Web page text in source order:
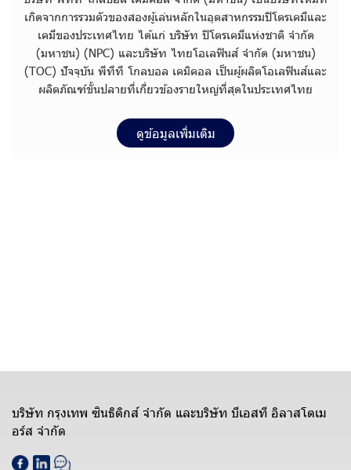
เกิดจากการรวมตัวของสองผู้เล่นหลักในอุตสาหกรรมปิโตรเคมีและ
เคมีของประเทศไทย ได้แก่ บริษัท ปิโตรเคมีแห่งชาติ จำกัด
(มหาชน) (NPC) และบริษัท ไทยโอเลฟินส์ จำกัด (มหาชน)
(TOC) ปัจจุบัน พีทีที โกลบอล เคมิคอล เป็นผู้ผลิตโอเลฟินส์และ
ผลิตภัณฑ์ขั้นปลายที่เกี่ยวข้องรายใหญ่ที่สุดในประเทศไทย
ดูข้อมูลเพิ่มเติม
บริษัท กรุงเทพ ซินธิติกส์ จำกัด และบริษัท บีเอสที อิลาสโตเม
อร์ส จำกัด